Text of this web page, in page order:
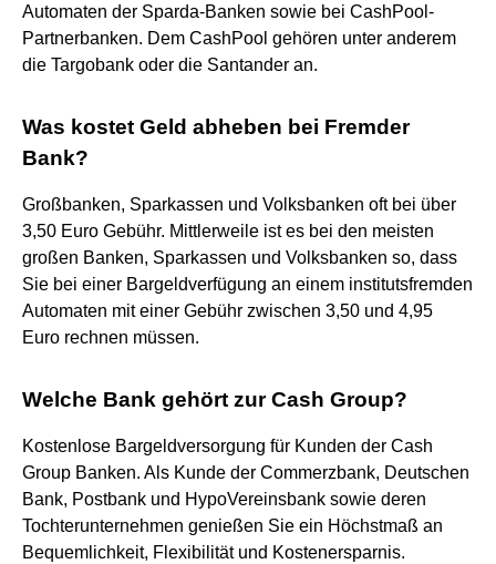
Automaten der Sparda-Banken sowie bei CashPool-
Partnerbanken. Dem CashPool gehören unter anderem
die Targobank oder die Santander an.
Was kostet Geld abheben bei Fremder
Bank?
Großbanken, Sparkassen und Volksbanken oft bei über
3,50 Euro Gebühr. Mittlerweile ist es bei den meisten
großen Banken, Sparkassen und Volksbanken so, dass
Sie bei einer Bargeldverfügung an einem institutsfremden
Automaten mit einer Gebühr zwischen 3,50 und 4,95
Euro rechnen müssen.
Welche Bank gehört zur Cash Group?
Kostenlose Bargeldversorgung für Kunden der Cash
Group Banken. Als Kunde der Commerzbank, Deutschen
Bank, Postbank und HypoVereinsbank sowie deren
Tochterunternehmen genießen Sie ein Höchstmaß an
Bequemlichkeit, Flexibilität und Kostenersparnis.